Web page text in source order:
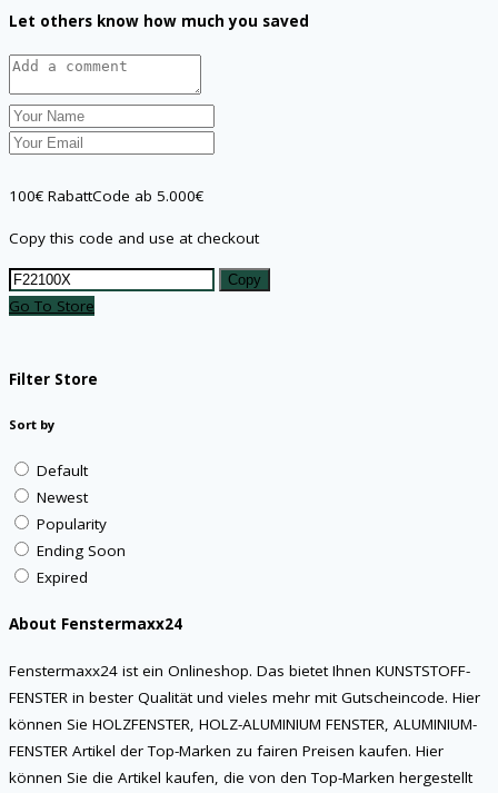
Let others know how much you saved
100€ RabattCode ab 5.000€
Copy this code and use at checkout
Copy
Go To Store
Filter Store
Sort by
Default
Newest
Popularity
Ending Soon
Expired
About Fenstermaxx24
Fenstermaxx24 ist ein Onlineshop. Das bietet Ihnen KUNSTSTOFF-
FENSTER in bester Qualität und vieles mehr mit Gutscheincode. Hier
können Sie HOLZFENSTER, HOLZ-ALUMINIUM FENSTER, ALUMINIUM-
FENSTER Artikel der Top-Marken zu fairen Preisen kaufen. Hier
können Sie die Artikel kaufen, die von den Top-Marken hergestellt